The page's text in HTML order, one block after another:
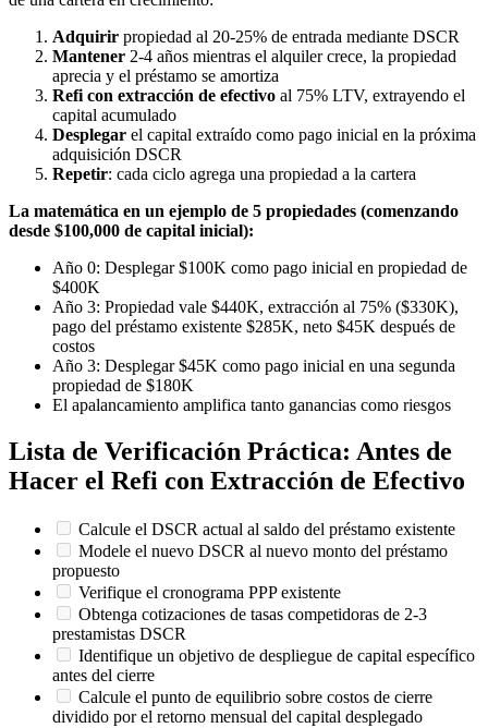
Adquirir propiedad al 20-25% de entrada mediante DSCR
Mantener 2-4 años mientras el alquiler crece, la propiedad
aprecia y el préstamo se amortiza
Refi con extracción de efectivo al 75% LTV, extrayendo el
capital acumulado
Desplegar el capital extraído como pago inicial en la próxima
adquisición DSCR
Repetir: cada ciclo agrega una propiedad a la cartera
La matemática en un ejemplo de 5 propiedades (comenzando
desde $100,000 de capital inicial):
Año 0: Desplegar $100K como pago inicial en propiedad de
$400K
Año 3: Propiedad vale $440K, extracción al 75% ($330K),
pago del préstamo existente $285K, neto $45K después de
costos
Año 3: Desplegar $45K como pago inicial en una segunda
propiedad de $180K
El apalancamiento amplifica tanto ganancias como riesgos
Lista de Verificación Práctica: Antes de
Hacer el Refi con Extracción de Efectivo
Calcule el DSCR actual al saldo del préstamo existente
Modele el nuevo DSCR al nuevo monto del préstamo
propuesto
Verifique el cronograma PPP existente
Obtenga cotizaciones de tasas competidoras de 2-3
prestamistas DSCR
Identifique un objetivo de despliegue de capital específico
antes del cierre
Calcule el punto de equilibrio sobre costos de cierre
dividido por el retorno mensual del capital desplegado